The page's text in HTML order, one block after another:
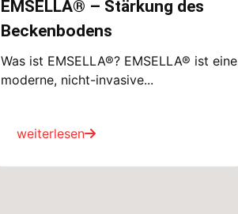
EMSELLA® – Stärkung des
Beckenbodens
Was ist EMSELLA®? EMSELLA® ist eine
moderne, nicht-invasive...
weiterlesen